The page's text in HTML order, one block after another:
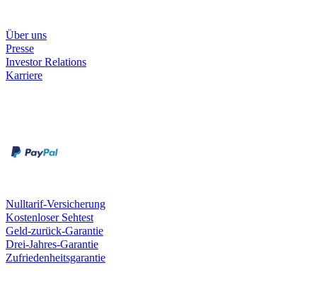
Über uns
Presse
Investor Relations
Karriere
Nulltarif-Versicherung
Kostenloser Sehtest
Geld-zurück-Garantie
Drei-Jahres-Garantie
Zufriedenheitsgarantie